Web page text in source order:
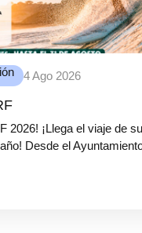
4 Ago 2026
2026! ¡Llega el viaje de
Desde el